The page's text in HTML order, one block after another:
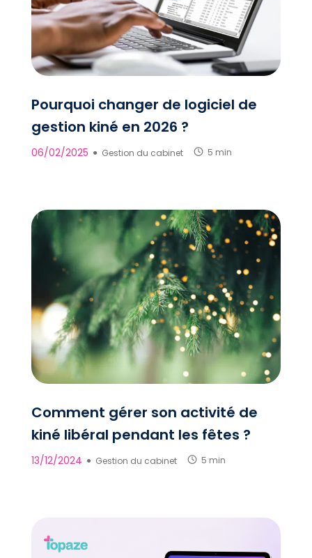
Pourquoi changer de logiciel de
gestion kiné en 2026 ?
06/02/2025 ● Gestion du cabinet 5 min
Comment gérer son activité de
kiné libéral pendant les fêtes ?
13/12/2024 ● Gestion du cabinet 5 min